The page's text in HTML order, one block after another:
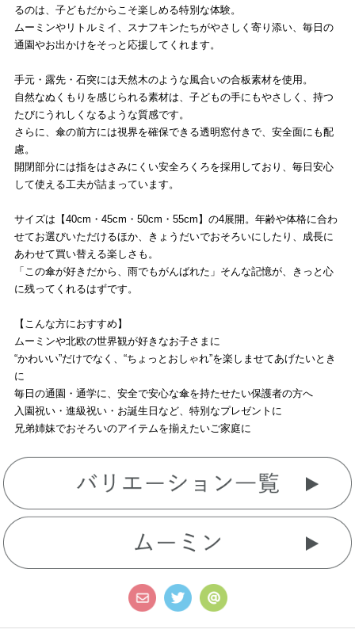
るのは、子どもだからこそ楽しめる特別な体験。
ムーミンやリトルミイ、スナフキンたちがやさしく寄り添い、毎日の
通園やお出かけをそっと応援してくれます。
手元・露先・石突には天然木のような風合いの合板素材を使用。
自然なぬくもりを感じられる素材は、子どもの手にもやさしく、持つ
たびにうれしくなるような質感です。
さらに、傘の前方には視界を確保できる透明窓付きで、安全面にも配
慮。
開閉部分には指をはさみにくい安全ろくろを採用しており、毎日安心
して使える工夫が詰まっています。
サイズは【40cm・45cm・50cm・55cm】の4展開。年齢や体格に合わ
せてお選びいただけるほか、きょうだいでおそろいにしたり、成長に
あわせて買い替える楽しさも。
「この傘が好きだから、雨でもがんばれた」そんな記憶が、きっと心
に残ってくれるはずです。
【こんな方におすすめ】
ムーミンや北欧の世界観が好きなお子さまに
“かわいい”だけでなく、“ちょっとおしゃれ”を楽しませてあげたいとき
に
毎日の通園・通学に、安全で安心な傘を持たせたい保護者の方へ
入園祝い・進級祝い・お誕生日など、特別なプレゼントに
兄弟姉妹でおそろいのアイテムを揃えたいご家庭に